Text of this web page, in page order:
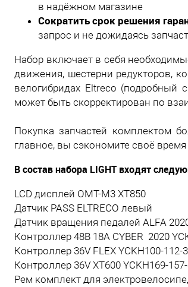
в надёжном магазине
Сократить срок решения
запрос и не дожидаясь
Набор включает в себя
движения, шестерни редукторов,
велогибридах Eltreco (подробный
может быть скорректирован по
Покупка запчастей комплектом
главное, вы сэкономите своё
В состав набора LIGHT входят
LCD дисплей OMT-M3 XT850
Датчик PASS ELTRECO левый
Датчик вращения педалей ALFA
Контроллер 48В 18А CYBER 2020
Контроллер 36V FLEX YCKH100-112-
Контроллер 36V ХТ600 YCKH169-
Рем комплект для